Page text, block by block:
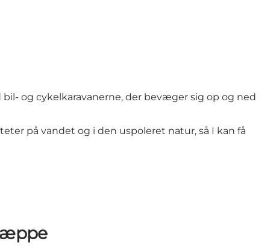
og cykelkaravanerne, der bevæger sig op og ned
på vandet og i den uspoleret natur, så I kan få